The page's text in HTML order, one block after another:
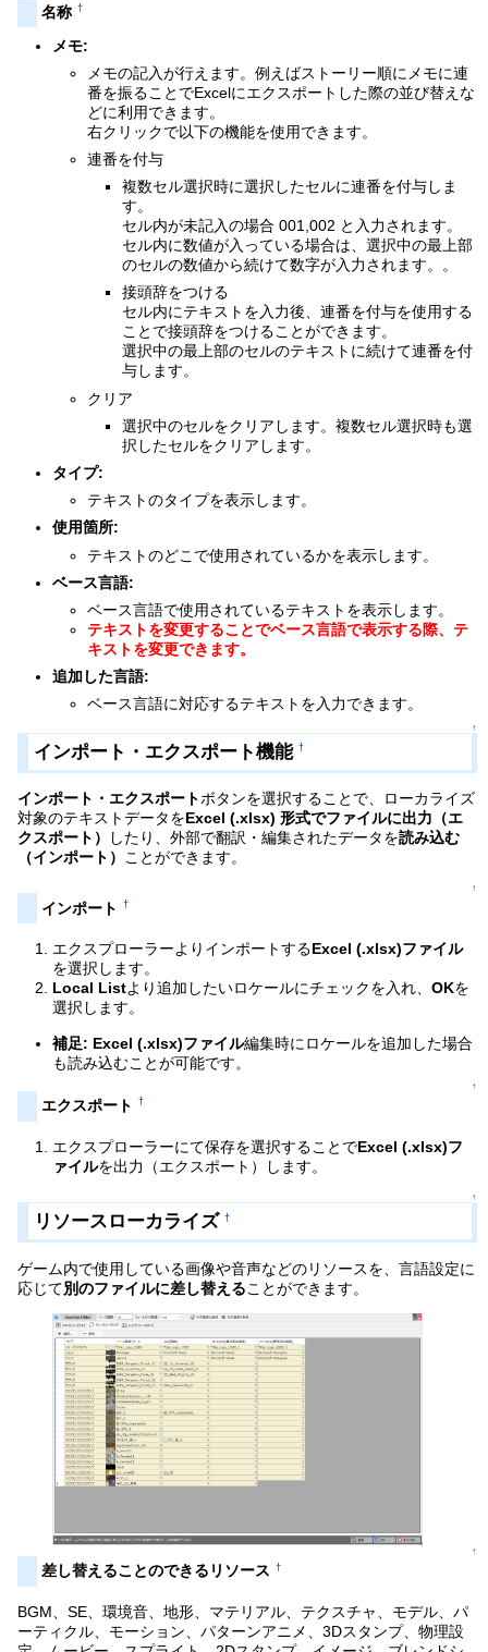
名称 †
メモ:
メモの記入が行えます。例えばストーリー順にメモに連
番を振ることでExcelにエクスポートした際の並び替えな
どに利用できます。
右クリックで以下の機能を使用できます。
連番を付与
複数セル選択時に選択したセルに連番を付与しま
す。
セル内が未記入の場合 001,002 と入力されます。
セル内に数値が入っている場合は、選択中の最上部
のセルの数値から続けて数字が入力されます。。
接頭辞をつける
セル内にテキストを入力後、連番を付与を使用する
ことで接頭辞をつけることができます。
選択中の最上部のセルのテキストに続けて連番を付
与します。
クリア
選択中のセルをクリアします。複数セル選択時も選
択したセルをクリアします。
タイプ:
テキストのタイプを表示します。
使用箇所:
テキストのどこで使用されているかを表示します。
ベース言語:
ベース言語で使用されているテキストを表示します。
テキストを変更することでベース言語で表示する際、テ
キストを変更できます。
追加した言語:
ベース言語に対応するテキストを入力できます。
↑
インポート・エクスポート機能 †
インポート・エクスポートボタンを選択することで、ローカライズ
対象のテキストデータをExcel (.xlsx) 形式でファイルに出力（エ
クスポート）
したり、外部で翻訳・編集されたデータを読み込む
（インポート）
ことができます。
↑
インポート †
エクスプローラーよりインポートするExcel (.xlsx)ファイル
を選択します。
Local Listより追加したいロケールにチェックを入れ、OKを
選択します。
補足: Excel (.xlsx)ファイル編集時にロケールを追加した場合
も読み込むことが可能です。
↑
エクスポート †
エクスプローラーにて保存を選択することでExcel (.xlsx)フ
ァイルを出力（エクスポート）します。
↑
リソースローカライズ †
ゲーム内で使用している画像や音声などのリソースを、言語設定に
応じて別のファイルに差し替えることができます。
↑
差し替えることのできるリソース †
BGM、SE、環境音、地形、マテリアル、テクスチャ、モデル、パ
ーティクル、モーション、パターンアニメ、3Dスタンプ、物理設